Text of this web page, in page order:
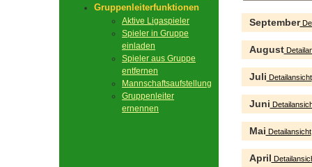
Gruppenleiterfunktionen
Aktive Ligaspieler
Spieler in Gruppe
einladen
Spieler aus Gruppe
entfernen
Mannschaftsaufstellung
Gruppenleiter
ernennen
September
August
Juli Detailansicht
Juni
Mai Detailansicht
April